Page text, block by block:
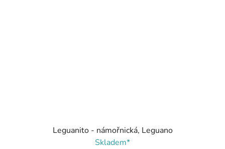
Leguanito - námořnická, Leguano
Skladem*